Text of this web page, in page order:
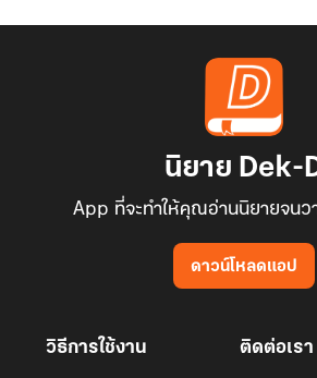
นิยาย Dek-
App ที่จะทำให้คุณอ่านนิยายจนว
ดาวน์โหลดแอป
วิธีการใช้งาน ติดต่อเรา